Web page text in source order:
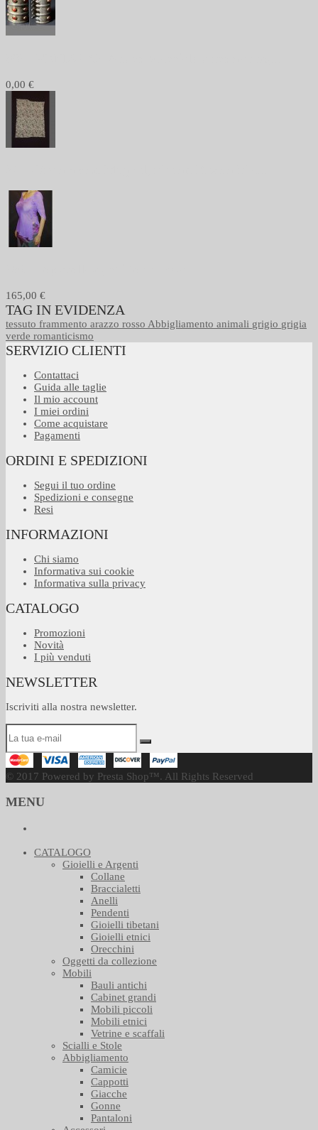
0,00 €
165,00 €
TAG IN EVIDENZA
tessuto frammento arazzo rosso Abbigliamento animali grigio grigia
verde romanticismo
SERVIZIO CLIENTI
Contattaci
Guida alle taglie
Il mio account
I miei ordini
Come acquistare
Pagamenti
ORDINI E SPEDIZIONI
Segui il tuo ordine
Spedizioni e consegne
Resi
INFORMAZIONI
Chi siamo
Informativa sui cookie
Informativa sulla privacy
CATALOGO
Promozioni
Novità
I più venduti
NEWSLETTER
Iscriviti alla nostra newsletter.
© 2017 Powered by Presta Shop™. All Rights Reserved
MENU
CATALOGO
Gioielli e Argenti
Collane
Braccialetti
Anelli
Pendenti
Gioielli tibetani
Gioielli etnici
Orecchini
Oggetti da collezione
Mobili
Bauli antichi
Cabinet grandi
Mobili piccoli
Mobili etnici
Vetrine e scaffali
Scialli e Stole
Abbigliamento
Camicie
Cappotti
Giacche
Gonne
Pantaloni